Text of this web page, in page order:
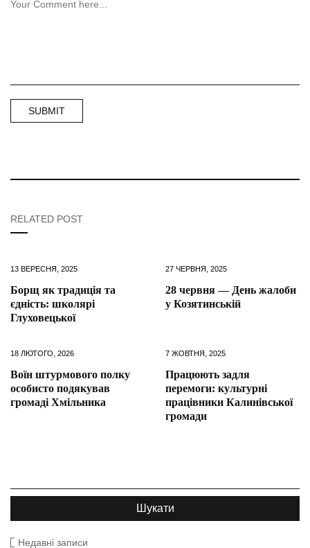
RELATED POST
13 ВЕРЕСНЯ, 2025
Борщ як традиція та
єдність: школярі
Глуховецької
27 ЧЕРВНЯ, 2025
28 червня — День жалоби
у Козятинській
18 ЛЮТОГО, 2026
Воїн штурмового полку
особисто подякував
громаді Хмільника
7 ЖОВТНЯ, 2025
Працюють задля
перемоги: культурні
працівники Калинівської
громади
Недавні записи